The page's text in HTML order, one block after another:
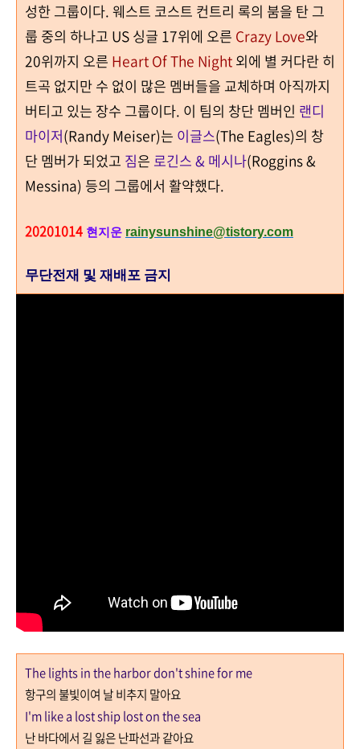
성한 그룹이다.웨스트 코스트 컨트리 록의 붐을 탄 그
룹 중의 하나고 US 싱글 17위에 오른 Crazy Love와
20위까지 오른 Heart Of The Night외에 별 커다란 히
트곡 없지만 수 없이 많은 멤버들을 교체하며 아직까지
버티고 있는 장수 그룹이다. 이 팀의 창단 멤버인 랜디
마이저(Randy Meiser)는 이글스(The Eagles)의 창
단 멤버가 되었고 짐은 로긴스 & 메시나(Roggins &
Messina) 등의 그룹에서 활약했다.
20201014 현지운 rainysunshine@tistory.com
무단전재 및 재배포 금지
The lights in the harbor don't shine for me
항구의 불빛이여 날 비추지 말아요
I'm like a lost ship lost on the sea
난 바다에서 길 잃은 난파선과 같아요